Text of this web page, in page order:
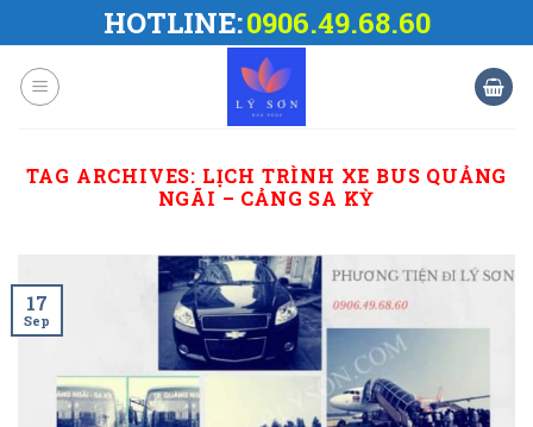
to
content
HOTLINE:0906.49.68.60
TAG ARCHIVES: LỊCH TRÌNH XE BUS QUẢNG
NGÃI – CẢNG SA KỲ
17
Sep